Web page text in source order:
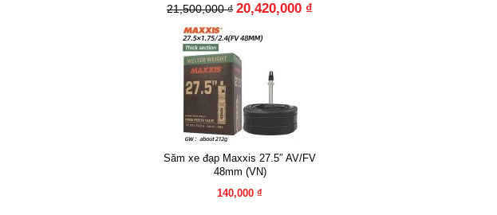
21,500,000 ₫ 20,420,000 ₫
Săm xe đạp Maxxis 27.5″ AV/FV
48mm (VN)
140,000 ₫